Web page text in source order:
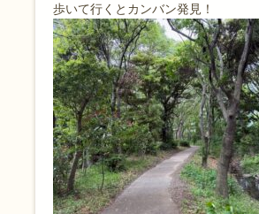
歩いて行くとカンバン発見！